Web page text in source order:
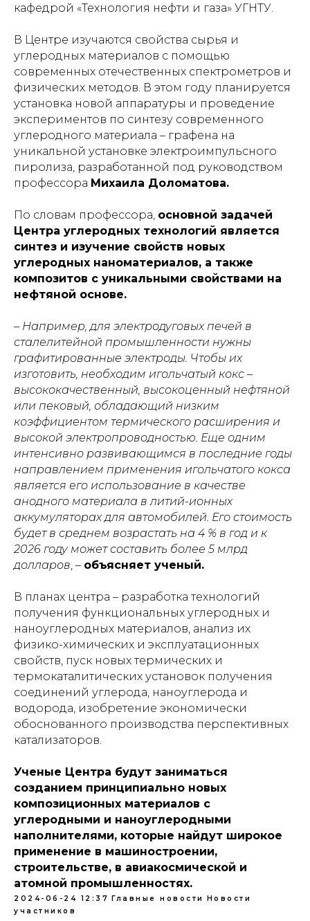
кафедрой «Технология нефти и газа» УГНТУ.
В Центре изучаются свойства сырья и
углеродных материалов с помощью
современных отечественных спектрометров и
физических методов. В этом году планируется
установка новой аппаратуры и проведение
экспериментов по синтезу современного
углеродного материала – графена на
уникальной установке электроимпульсного
пиролиза, разработанной под руководством
профессора Михаила Доломатова.
По словам профессора, основной задачей
Центра углеродных технологий является
синтез и изучение свойств новых
углеродных наноматериалов, а также
композитов с уникальными свойствами на
нефтяной основе.
– Например, для электродуговых печей в
сталелитейной промышленности нужны
графитированные электроды. Чтобы их
изготовить, необходим игольчатый кокс –
высококачественный, высокоценный нефтяной
или пековый, обладающий низким
коэффициентом термического расширения и
высокой электропроводностью. Еще одним
интенсивно развивающимся в последние годы
направлением применения игольчатого кокса
является его использование в качестве
анодного материала в литий-ионных
аккумуляторах для автомобилей. Его стоимость
будет в среднем возрастать на 4 % в год и к
2026 году может составить более 5 млрд
долларов, – объясняет ученый.
В планах центра – разработка технологий
получения функциональных углеродных и
наноуглеродных материалов, анализ их
физико-химических и эксплуатационных
свойств, пуск новых термических и
термокаталитических установок получения
соединений углерода, наноуглерода и
водорода, изобретение экономически
обоснованного производства перспективных
катализаторов.
Ученые Центра будут заниматься
созданием принципиально новых
композиционных материалов с
углеродными и наноуглеродными
наполнителями, которые найдут широкое
применение в машиностроении,
строительстве, в авиакосмической и
атомной промышленностях.
2024-06-24 12:37 Главные новости
Новости
участников